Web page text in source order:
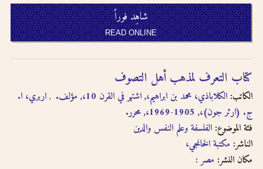
an, i.e. search for
khassatan.
Tāʼ Marbūṭah is
written as -h for
single nouns and -t
شاهِد فوراً
READ ONLINE
كتاب التعرف لمذهب أهل التصوف
الكاتب: الكلاباذي، محمد بن ابراهيم،, اشتهر في القرن 10،, مؤلف.
اربري، ا.
ج. (ارثر جون)،, 1905-1969،, محرر.
فئة الموضوع: الفلسفة وعلم النفس والدين
الناشر: مكتبة الخانجي،
مكان النشر: مصر :